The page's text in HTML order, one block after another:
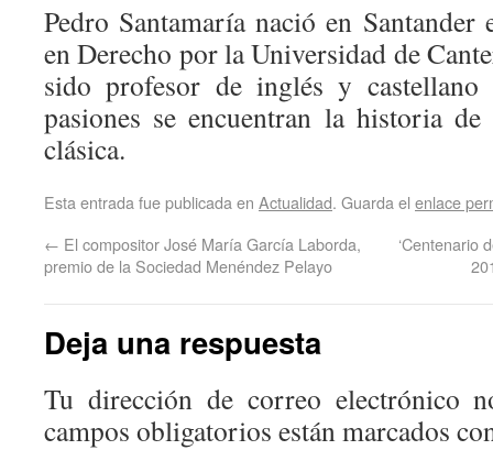
Pedro Santamaría nació en
en Derecho por la Universidad de
sido profesor de inglés y castellano
pasiones se encuentran la historia
clásica.
Esta entrada fue publicada en Actualidad. Guarda el enlace
← El compositor José María García Laborda,
premio de la Sociedad Menéndez Pelayo
‘Centenario
Deja una respuesta
Tu dirección de correo electrónico
campos obligatorios están marcados